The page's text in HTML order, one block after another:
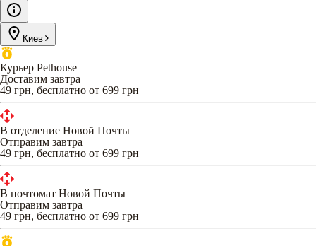
Киев
Курьер Pethouse
Доставим завтра
49 грн, бесплатно от 699 грн
В отделение Новой Почты
Отправим завтра
49 грн, бесплатно от 699 грн
В почтомат Новой Почты
Отправим завтра
49 грн, бесплатно от 699 грн